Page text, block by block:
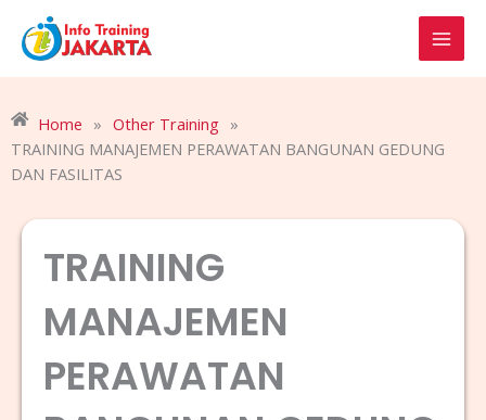
content
Home » Other Training »
TRAINING MANAJEMEN PERAWATAN BANGUNAN GEDUNG
DAN FASILITAS
TRAINING
MANAJEMEN
PERAWATAN